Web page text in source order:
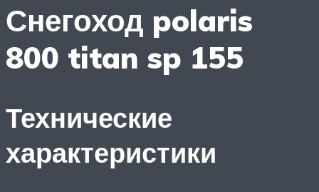
Снегоход polaris
800 titan sp 155
Технические
характеристики